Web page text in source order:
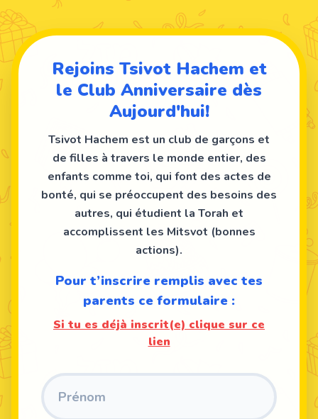
Rejoins Tsivot Hachem et
le Club Anniversaire dès
Aujourd'hui!
Tsivot Hachem est un club de garçons et
de filles à travers le monde entier, des
enfants comme toi, qui font des actes de
bonté, qui se préoccupent des besoins des
autres, qui étudient la Torah et
accomplissent les Mitsvot (bonnes
actions).
Pour t’inscrire remplis avec tes
parents ce formulaire :
Si tu es déjà inscrit(e) clique sur ce
lien